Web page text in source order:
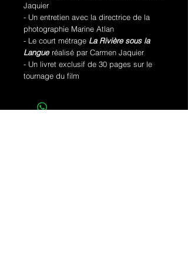
Jaquier
- Un entretien avec la directrice de la
photographie Marine Atlan
- Le court métrage La Rivière sous la
Langueréalisé par Carmen Jaquier
- Un livret exclusif de 30 pages sur le
tournage du film